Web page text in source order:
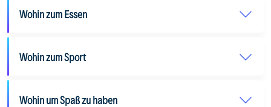
Wohin zum Essen
Wohin zum Sport
Wohin um Spaß zu haben